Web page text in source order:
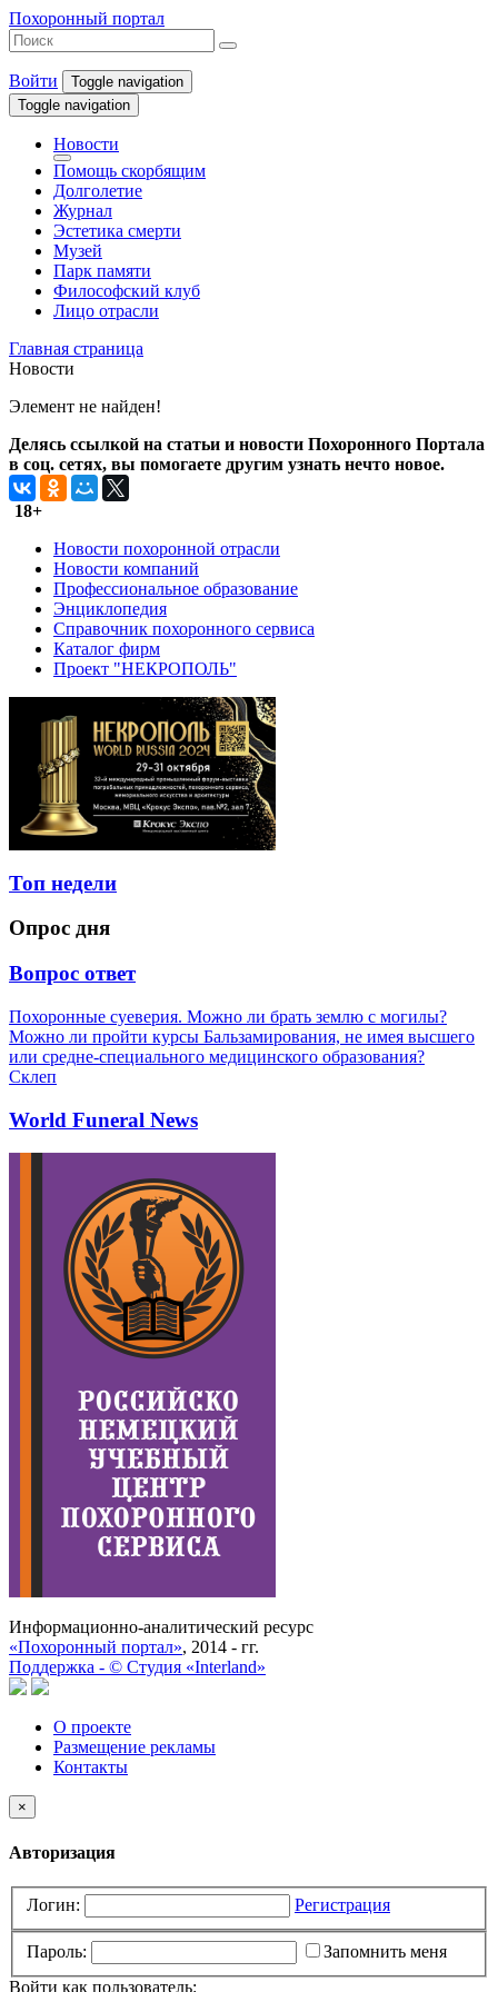
Похоронный портал
Войти
Toggle navigation
Toggle navigation
Новости
Помощь скорбящим
Долголетие
Журнал
Эстетика смерти
Музей
Парк памяти
Философский клуб
Лицо отрасли
Главная страница
Новости
Элемент не найден!
Делясь ссылкой на статьи и новости Похоронного Портала
в соц. сетях, вы помогаете другим узнать нечто новое.
18+
Новости похоронной отрасли
Новости компаний
Профессиональное образование
Энциклопедия
Справочник похоронного сервиса
Каталог фирм
Проект "НЕКРОПОЛЬ"
Топ недели
Опрос дня
Вопрос ответ
Похоронные суеверия. Можно ли брать землю с могилы?
Можно ли пройти курсы Бальзамирования, не имея высшего
или средне-специального медицинского образования?
Склеп
World Funeral News
Информационно-аналитический ресурс
«Похоронный портал», 2014 - гг.
Поддержка - © Cтудия «Interland»
О проекте
Размещение рекламы
Контакты
×
Авторизация
Логин: Регистрация
Пароль:
Запомнить меня
Войти как пользователь: